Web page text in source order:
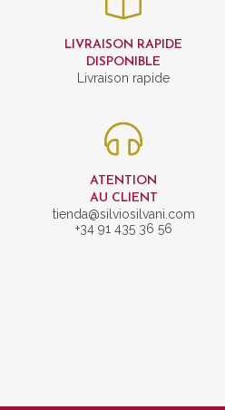
LIVRAISON RAPIDE
DISPONIBLE
Livraison rapide
ATENTION
AU CLIENT
tienda@silviosilvani.com
+34 91 435 36 56